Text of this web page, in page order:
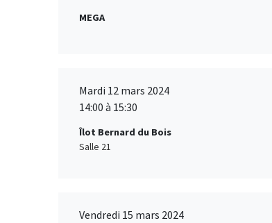
MEGA
Mardi 12 mars 2024
14:00 à 15:30
Îlot Bernard du Bois
Salle 21
Vendredi 15 mars 2024